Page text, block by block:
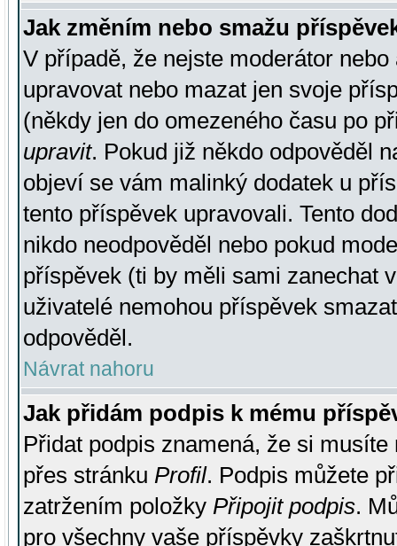
Jak změním nebo smažu
V případě, že nejste moderátor
upravovat nebo mazat jen svoje
(někdy jen do omezeného času po
upravit. Pokud již někdo odpověděl
objeví se vám malinký dodatek u
tento příspěvek upravovali. Tento
nikdo neodpověděl nebo pokud
příspěvek (ti by měli sami zanechat
uživatelé nemohou příspěvek
odpověděl.
Návrat nahoru
Jak přidám podpis k mému
Přidat podpis znamená, že si
přes stránku Profil. Podpis můžete
zatržením položky Připojit podpis.
pro všechny vaše příspěvky